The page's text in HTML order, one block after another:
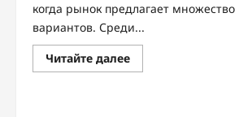
когда рынок предлагает множество
вариантов. Среди...
Читайте далееПрочитать
больше